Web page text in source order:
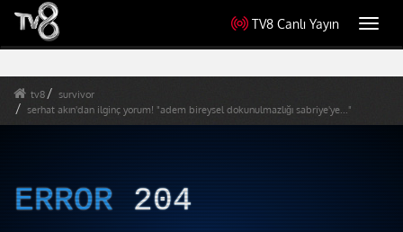
TV8 Canlı Yayın
tv8
survivor
serhat akın'dan ilginç yorum! "adem bireysel dokunulmazlığı sabriye'ye..."
ERROR 204